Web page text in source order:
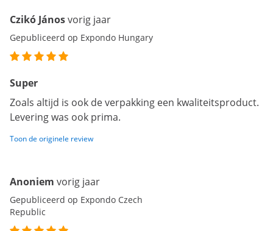
Czikó Jánosvorig jaar
Gepubliceerd op Expondo Hungary
Super
Zoals altijd is ook de verpakking een kwaliteitsproduct.
Levering was ook prima.
Toon de originele review
Anoniem vorig jaar
Gepubliceerd op Expondo Czech
Republic